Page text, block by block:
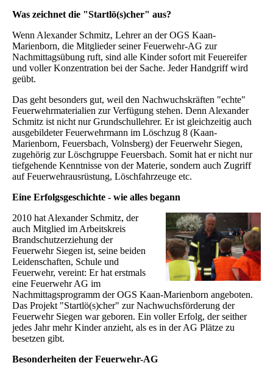
Was zeichnet die "Startlö(s)cher" aus?
Wenn Alexander Schmitz, Lehrer an der OGS Kaan-
Marienborn, die Mitglieder seiner Feuerwehr-AG zur
Nachmittagsübung ruft, sind alle Kinder sofort mit Feuereifer
und voller Konzentration bei der Sache. Jeder Handgriff wird
geübt.
Das geht besonders gut, weil den Nachwuchskräften "echte"
Feuerwehrmaterialien zur Verfügung stehen. Denn Alexander
Schmitz ist nicht nur Grundschullehrer. Er ist gleichzeitig auch
ausgebildeter Feuerwehrmann im Löschzug 8 (Kaan-
Marienborn, Feuersbach, Volnsberg) der Feuerwehr Siegen,
zugehörig zur Löschgruppe Feuersbach. Somit hat er nicht nur
tiefgehende Kenntnisse von der Materie, sondern auch Zugriff
auf Feuerwehrausrüstung, Löschfahrzeuge etc.
Eine Erfolgsgeschichte - wie alles begann
2010 hat Alexander Schmitz, der
auch Mitglied im Arbeitskreis
Brandschutzerziehung der
Feuerwehr Siegen ist, seine beiden
Leidenschaften, Schule und
Feuerwehr, vereint: Er hat erstmals
eine Feuerwehr AG im
Nachmittagsprogramm der OGS Kaan-Marienborn angeboten.
Das Projekt "Startlö(s)cher" zur Nachwuchsförderung der
Feuerwehr Siegen war geboren. Ein voller Erfolg, der seither
jedes Jahr mehr Kinder anzieht, als es in der AG Plätze zu
besetzen gibt.
Besonderheiten der Feuerwehr-AG